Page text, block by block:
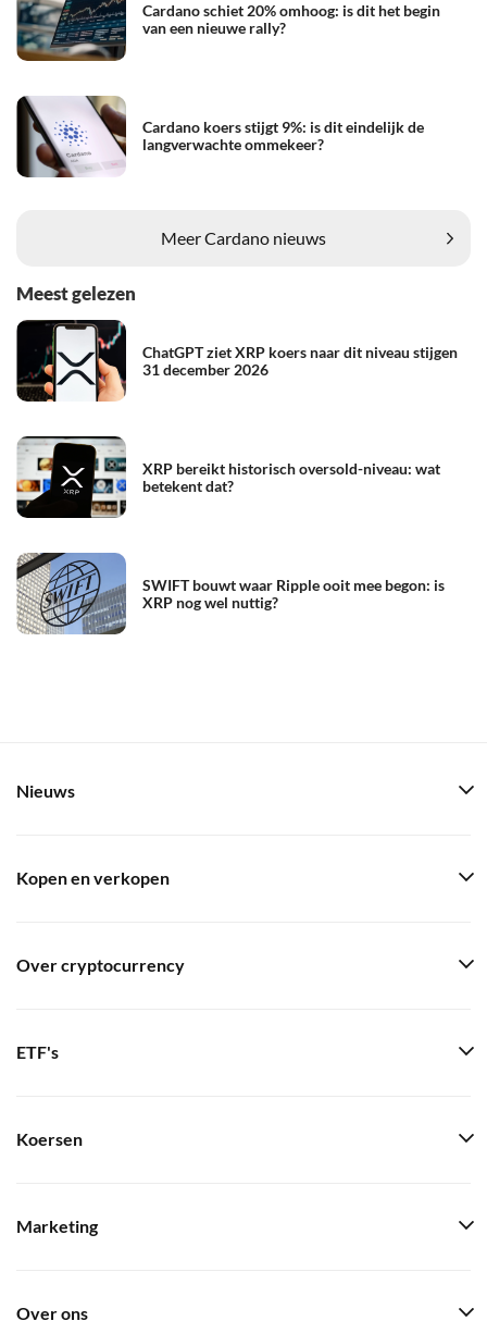
Cardano schiet 20% omhoog: is dit het begin
van een nieuwe rally?
Cardano koers stijgt 9%: is dit eindelijk de
langverwachte ommekeer?
Meer Cardano nieuws
Meest gelezen
ChatGPT ziet XRP koers naar dit niveau stijgen
31 december 2026
XRP bereikt historisch oversold-niveau: wat
betekent dat?
SWIFT bouwt waar Ripple ooit mee begon: is
XRP nog wel nuttig?
Nieuws
Kopen en verkopen
Over cryptocurrency
ETF's
Koersen
Marketing
Over ons